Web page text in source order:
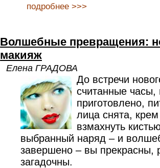
подробнее >>>
Волшебные превращения:
макияж
Елена ГРАДОВА
До встречи
считанные часы,
приготовлено,
лица снята,
взмахнуть
выбранный наряд – и
завершено – вы прекрасны,
загадочны.